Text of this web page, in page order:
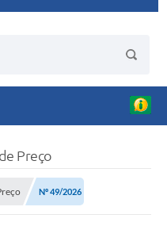
Preço
Nº 49/2026